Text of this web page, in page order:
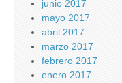
junio 2017
mayo 2017
abril 2017
marzo 2017
febrero 2017
enero 2017